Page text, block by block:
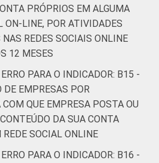
PRÓPRIOS EM ALGUMA
ON-LINE, POR ATIVIDADES
REDES SOCIAIS ONLINE
12 MESES
PARA O INDICADOR: B15 -
DE EMPRESAS POR
COM QUE EMPRESA POSTA OU
DA SUA CONTA
SOCIAL ONLINE
PARA O INDICADOR: B16 -